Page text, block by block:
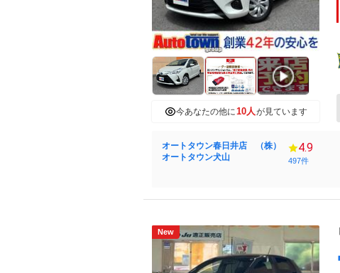
今あなたの他に10人が見ています
オートタウン春日井店 （株）
オートタウン犬山
4.9
497件
New